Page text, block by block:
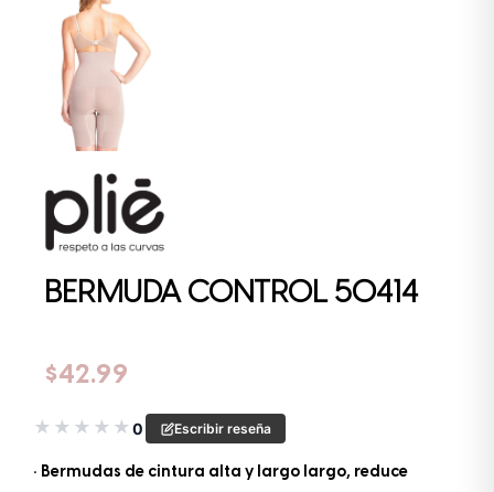
BERMUDA CONTROL 50414
$42.99
★ ★ ★ ★ ★0 Escribir reseña
• Bermudas de cintura alta y largo largo, reduce